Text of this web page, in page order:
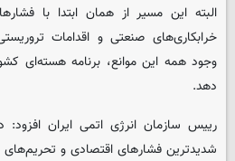
البته این مسیر از همان ابتدا با
خرابکاری‌های صنعتی و اقدامات
وجود همه این موانع، برنامه هسته‌ای
دهد.
رییس سازمان انرژی اتمی ایران
شدیدترین فشارهای اقتصادی و تحریم‌های